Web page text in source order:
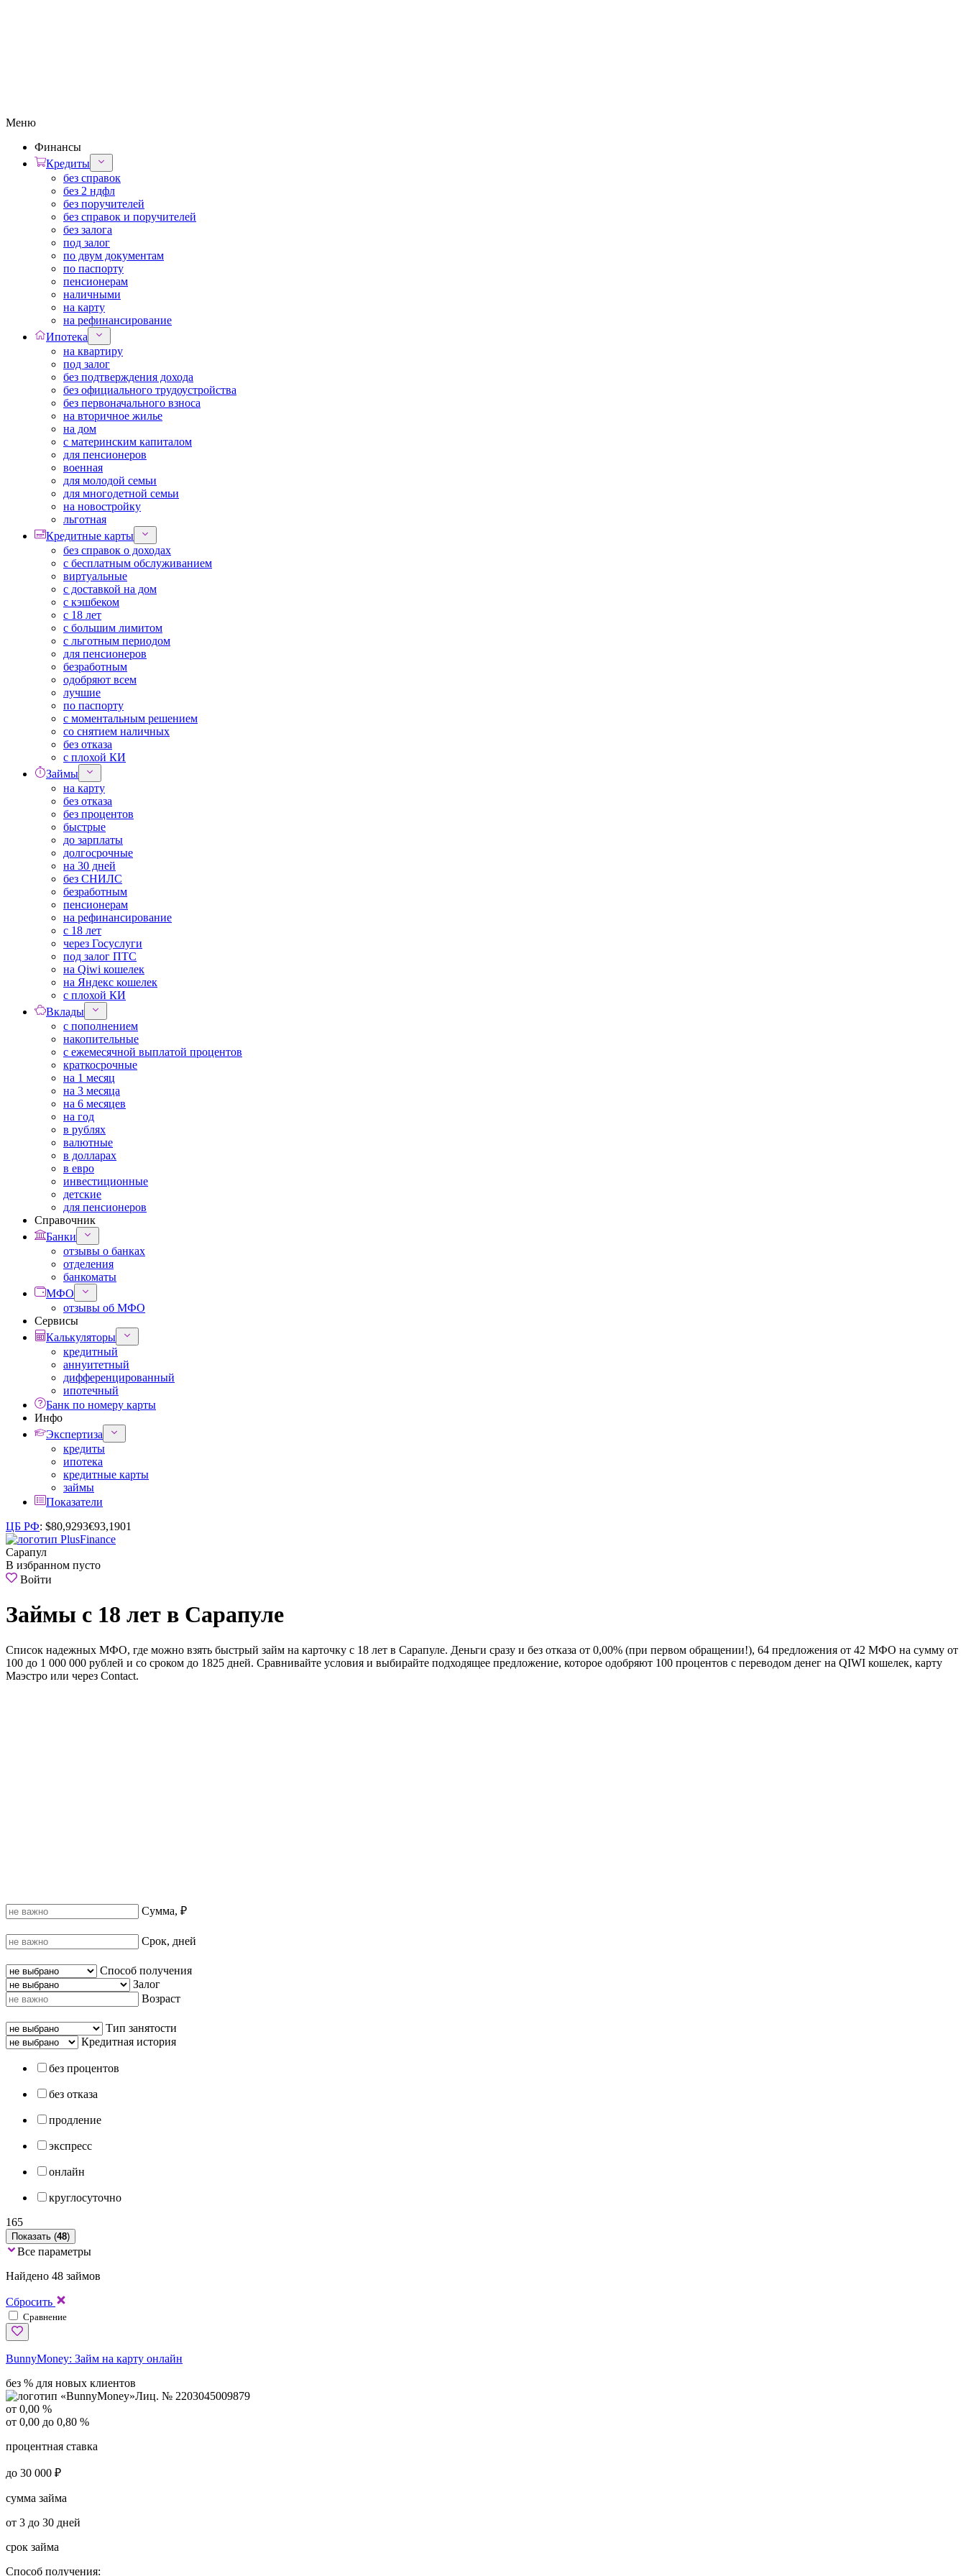
Меню
Финансы
Кредиты
без справок
без 2 ндфл
без поручителей
без справок и поручителей
без залога
под залог
по двум документам
по паспорту
пенсионерам
наличными
на карту
на рефинансирование
Ипотека
на квартиру
под залог
без подтверждения дохода
без официального трудоустройства
без первоначального взноса
на вторичное жилье
на дом
с материнским капиталом
для пенсионеров
военная
для молодой семьи
для многодетной семьи
на новостройку
льготная
Кредитные карты
без справок о доходах
с бесплатным обслуживанием
виртуальные
с доставкой на дом
с кэшбеком
с 18 лет
с большим лимитом
с льготным периодом
для пенсионеров
безработным
одобряют всем
лучшие
по паспорту
с моментальным решением
со снятием наличных
без отказа
с плохой КИ
Займы
на карту
без отказа
без процентов
быстрые
до зарплаты
долгосрочные
на 30 дней
без СНИЛС
безработным
пенсионерам
на рефинансирование
с 18 лет
через Госуслуги
под залог ПТС
на Qiwi кошелек
на Яндекс кошелек
с плохой КИ
Вклады
с пополнением
накопительные
с ежемесячной выплатой процентов
краткосрочные
на 1 месяц
на 3 месяца
на 6 месяцев
на год
в рублях
валютные
в долларах
в евро
инвестиционные
детские
для пенсионеров
Справочник
Банки
отзывы о банках
отделения
банкоматы
МФО
отзывы об МФО
Сервисы
Калькуляторы
кредитный
аннуитетный
дифференцированный
ипотечный
Банк по номеру карты
Инфо
Экспертиза
кредиты
ипотека
кредитные карты
займы
Показатели
ЦБ РФ: $80,9293€93,1901
Сарапул
В избранном пусто
Войти
Займы с 18 лет в Сарапуле
Список надежных МФО, где можно взять быстрый займ на карточку с 18 лет в Сарапуле. Деньги сразу и без отказа от 0,00% (при первом обращении!), 64 предложения от 42 МФО на сумму от
100 до 1 000 000 рублей и со сроком до 1825 дней. Сравнивайте условия и выбирайте подходящее предложение, которое одобряют 100 процентов с переводом денег на QIWI кошелек, карту
Маэстро или через Contact.
Сумма, ₽
Срок, дней
Способ получения
Залог
Возраст
Тип занятости
Кредитная история
без процентов
без отказа
продление
экспресс
онлайн
круглосуточно
165
Показать (48)
Все параметры
Найдено 48 займов
Сбросить
Сравнение
BunnyMoney: Займ на карту онлайн
без % для новых клиентов
Лиц. № 2203045009879
от 0,00 %
от 0,00 до 0,80 %
процентная ставка
до 30 000 ₽
сумма займа
от 3 до 30 дней
срок займа
Способ получения: